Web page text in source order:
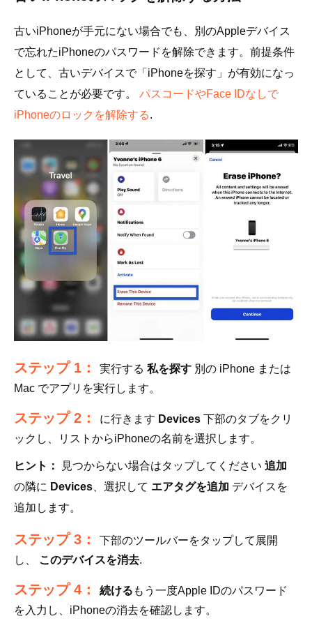
古いiPhoneが手元にない場合でも、別のAppleデバイス
で忘れたiPhoneのパスワードを解除できます。前提条件
として、古いデバイスで「iPhoneを探す」が有効になっ
ていることが必要です。 パスコードやFace IDなしで
iPhoneのロックを解除する.
ステップ 1： 実行する 私を探す 別の iPhone または
Mac でアプリを実行します。
ステップ 2： に行きます Devices 下部のタブをクリ
ックし、リストからiPhoneの名前を選択します。
ヒント： 見つからない場合はタップしてください 追加
の隣に Devices 、選択して エアタグを追加 デバイスを
追加します。
ステップ 3：
下部のツールバーをタップして展開
し、
このデバイスを消去.
ステップ 4： 続ける もう一度Apple IDのパスワード
を入力し、iPhoneの消去を確認します。